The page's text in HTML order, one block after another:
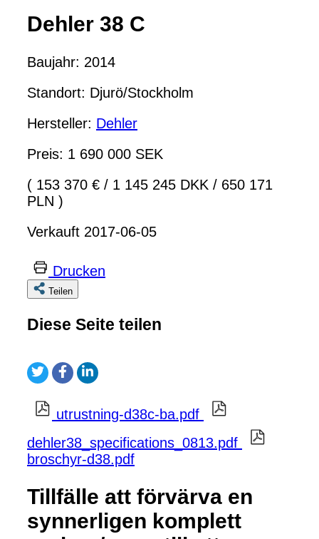
Dehler 38 C
Baujahr: 2014
Standort: Djurö/Stockholm
Hersteller: Dehler
Preis: 1 690 000 SEK
( 153 370 € / 1 145 245 DKK / 650 171
PLN )
Verkauft 2017-06-05
Drucken
Teilen
Diese Seite teilen
utrustning-d38c-ba.pdf
dehler38_specifications_0813.pdf
broschyr-d38.pdf
Tillfälle att förvärva en
synnerligen komplett